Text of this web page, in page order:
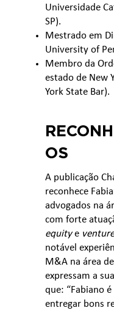
A publicação
reconhece
advogados na
com forte
equitye
notável
M&A na área
expressam a
que: “Fabiano
entregar bons
OS
Universidade
SP).
Mestrado em
University of
Membro da
estado de New
York State Bar).